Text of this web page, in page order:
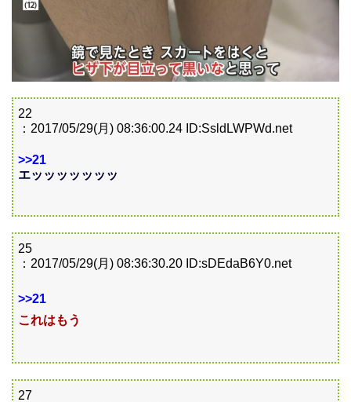
22
：2017/05/29(月) 08:36:00.24 ID:SsldLWPWd.net
>>21
エッッッッッッッ
25
：2017/05/29(月) 08:36:30.20 ID:sDEdaB6Y0.net
>>21
これはもう
27